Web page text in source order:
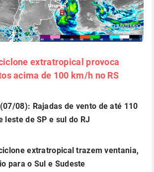
extratropical provoca
acima de 100 km/h no RS
08): Rajadas de vento de até 110
leste de SP e sul do RJ
extratropical trazem ventania,
para o Sul e Sudeste